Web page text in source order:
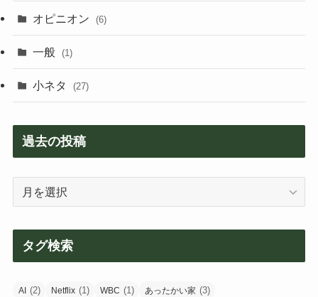
オピニオン (6)
一般 (1)
小ネタ (27)
過去の投稿
タグ検索
AI (2) Netflix (1) WBC (1) あったかい家 (3)